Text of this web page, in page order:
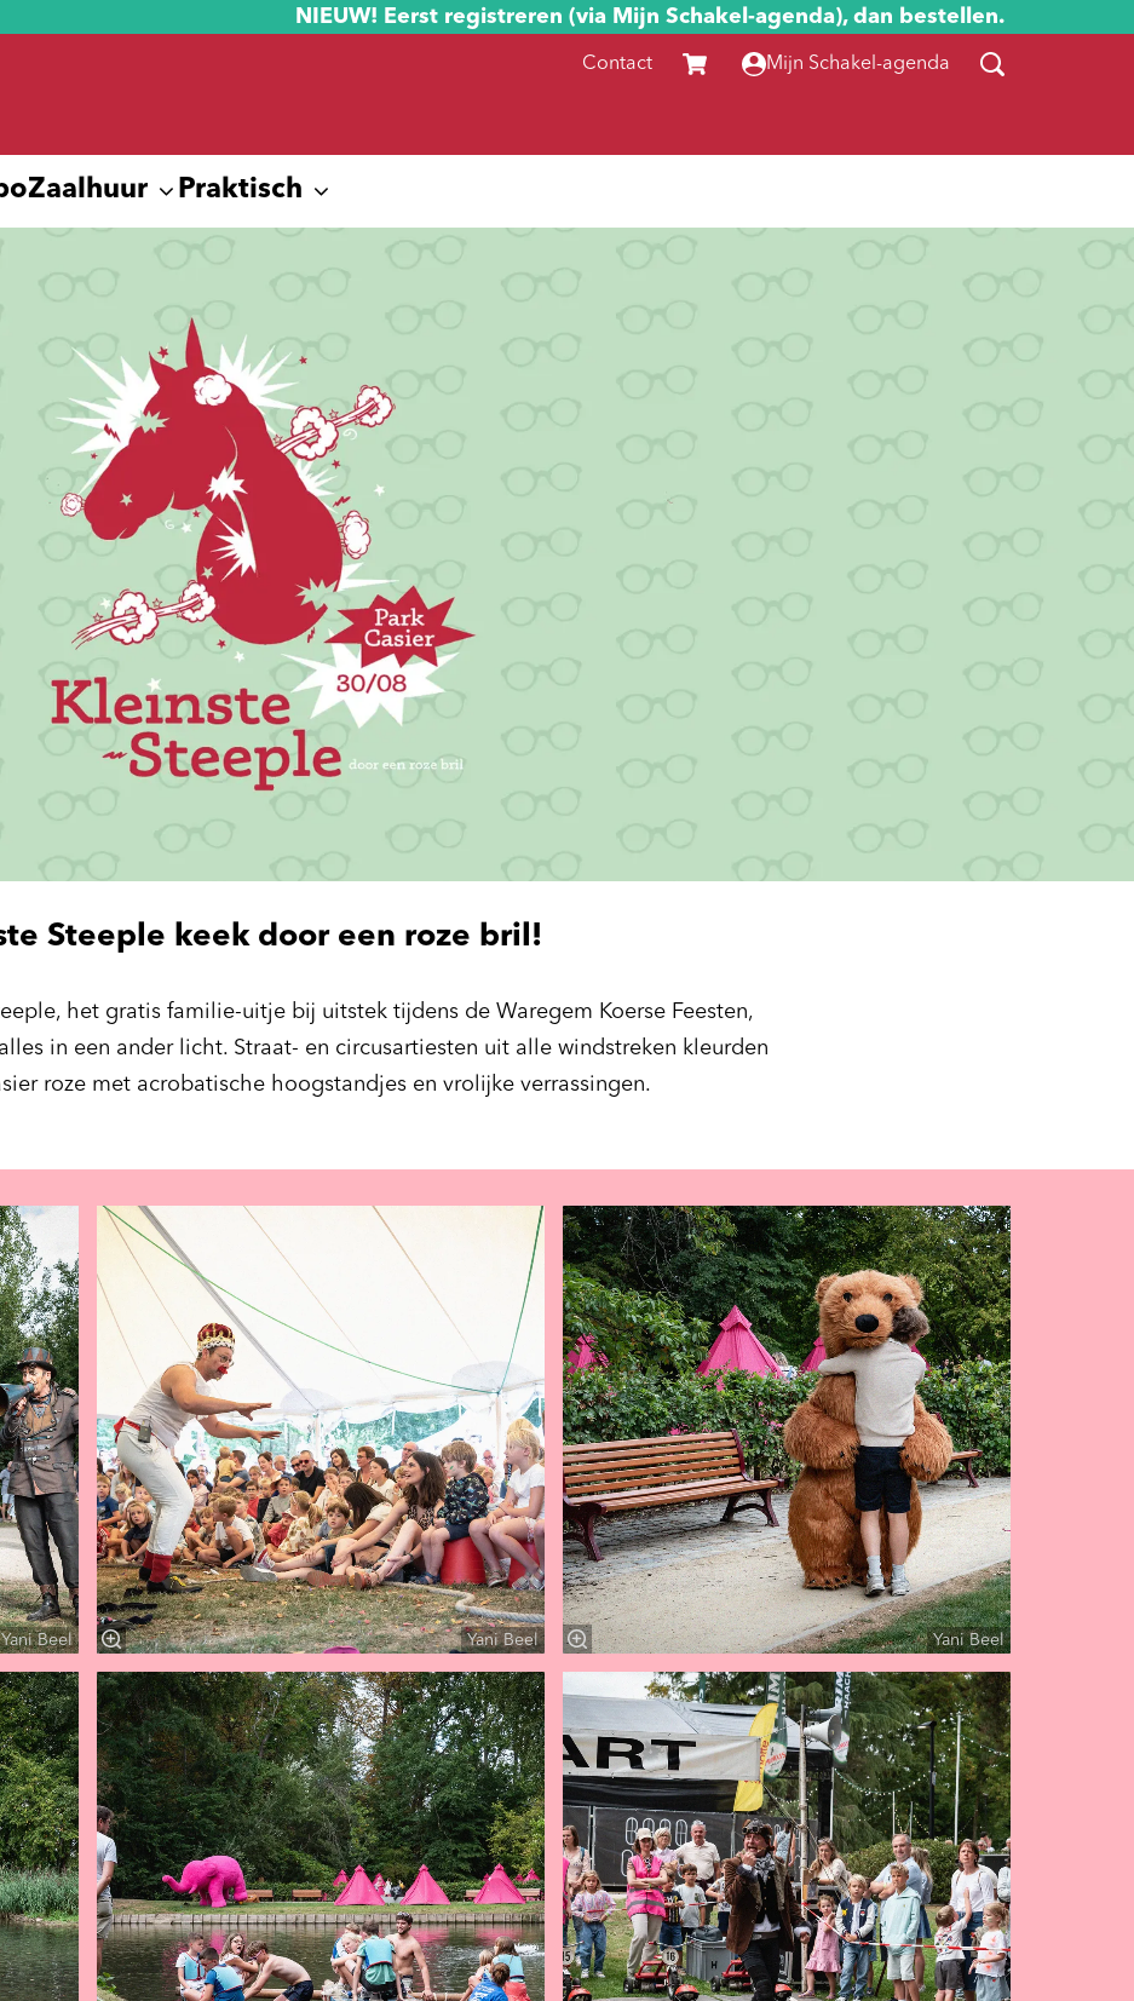
NIEUW! Eerst registreren (via Mijn Schakel-agenda), dan bestellen.
Contact Mijn Schakel-agenda
Zaalhuur Praktisch
Steeple keek door een roze bril!
het gratis familie-uitje bij uitstek tijdens de Waregem Koerse Feesten,
in een ander licht. Straat- en circusartiesten uit alle windstreken kleurden
roze met acrobatische hoogstandjes en vrolijke verrassingen.
Yani Beel Yani Beel Yani Beel